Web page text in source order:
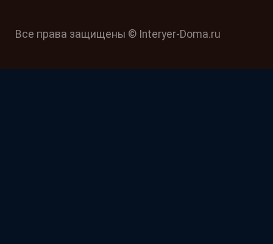
Все права защищены © Interyer-Doma.ru